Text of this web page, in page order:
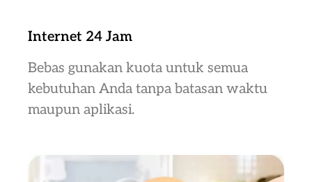
Internet 24 Jam
Bebas gunakan kuota untuk semua
kebutuhan Anda tanpa batasan waktu
maupun aplikasi.